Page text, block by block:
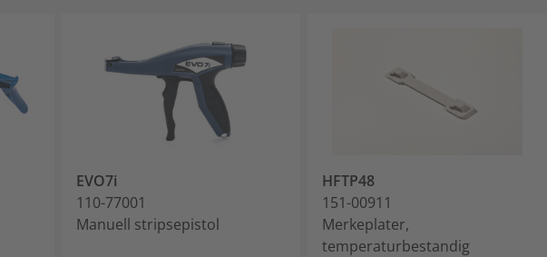
EVO7i
110-77001
Manuell stripsepistol
HFTP48
151-00911
Merkeplater,
temperaturbestandig